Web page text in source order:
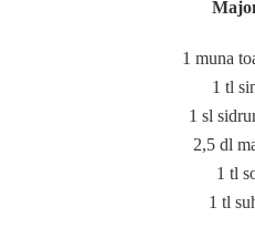
1 muna
1 tl
1 sl
2,5 dl
1 tl
1 tl